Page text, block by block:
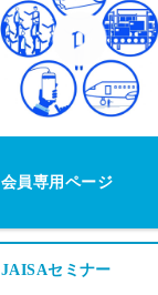
会員専用ページ
JAISAセミナー